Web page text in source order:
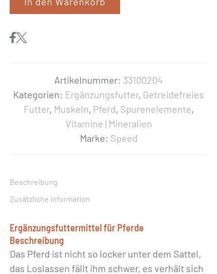
d
L
s
M
e
n
g
Artikelnummer: 33100204
Kategorien: Ergänzungsfutter, Getreidefreies
Futter, Muskeln, Pferd, Spurenelemente,
Vitamine | Mineralien
Marke: Speed
Beschreibung
Zusätzliche Information
Ergänzungsfuttermittel für Pferde
Beschreibung
Das Pferd ist nicht so locker unter dem Sattel,
das Loslassen fällt ihm schwer, es verhält sich